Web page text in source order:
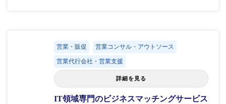
営業・販促 営業コンサル・アウトソース
営業代行会社・営業支援
詳細を見る
IT領域専門のビジネスマッチングサービス